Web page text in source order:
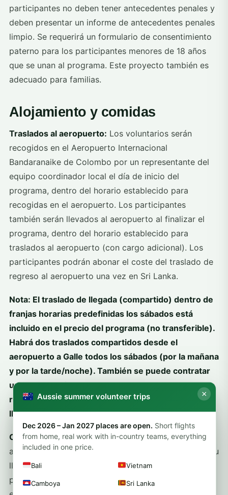
participantes no deben tener antecedentes penales y
deben presentar un informe de antecedentes penales
limpio. Se requerirá un formulario de consentimiento
paterno para los participantes menores de 18 años
que se unan al programa. Este proyecto también es
adecuado para familias.
Alojamiento y comidas
Traslados al aeropuerto: Los voluntarios serán
recogidos en el Aeropuerto Internacional
Bandaranaike de Colombo por un representante del
equipo coordinador local el día de inicio del
programa, dentro del horario establecido para
recogidas en el aeropuerto. Los participantes
también serán llevados al aeropuerto al finalizar el
programa, dentro del horario establecido para
traslados al aeropuerto (con cargo adicional). Los
participantes podrán abonar el coste del traslado de
regreso al aeropuerto una vez en Sri Lanka.
Nota: El traslado de llegada (compartido) dentro de
franjas horarias predefinidas los sábados está
incluido en el precio del programa (no transferible).
Habrá dos traslados compartidos desde el
aeropuerto a Galle todos los sábados (por la mañana
y por la tarde/noche). También se puede contratar
un traslado privado por 100 USD, que se puede
reservar para el sábado o para los participantes que
lleguen en cualquier fecha distinta a la de inicio.
OrientaciónSe le brindará una orientación detallada
antes de comenzar su programa de voluntariado. A su
llegada, todos los voluntarios recibirán una
presentación de bienvenida que incluye capacitación
Aussie summer volunteer trips ×
Dec 2026 – Jan 2027 places are open. Short flights
from home, real work with in-country teams, everything
included in one price.
Bali Vietnam
Camboya Sri Lanka